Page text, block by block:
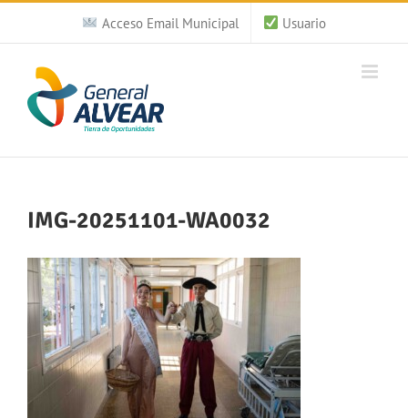
Saltar
contenido
Acceso Email Municipal Usuario
IMG-20251101-WA0032